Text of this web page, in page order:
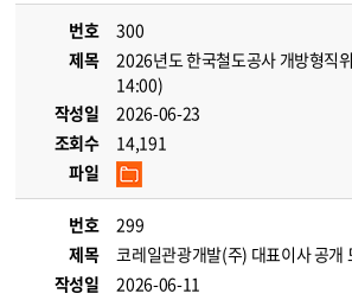
번호
300
제목
2026년도 한국철도공사 개방형직
14:00)
작성일
2026-06-23
조회수
14,191
파일
번호
299
제목
코레일관광개발(주) 대표이사 공
작성일
2026-06-11